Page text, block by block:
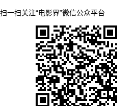
扫一扫关注“电影界”微信公众平台